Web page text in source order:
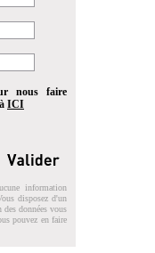
nous faire
ICI
information
disposez d'un
données vous
pouvez en faire